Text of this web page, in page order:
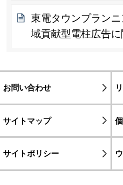
東電タウンプラン
域貢献型電柱広告に
お問い合わせ
サイトマップ
サイトポリシー